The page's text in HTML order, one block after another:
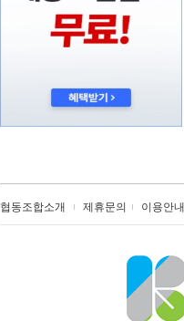
협동조합소개 제휴문의 이용안내